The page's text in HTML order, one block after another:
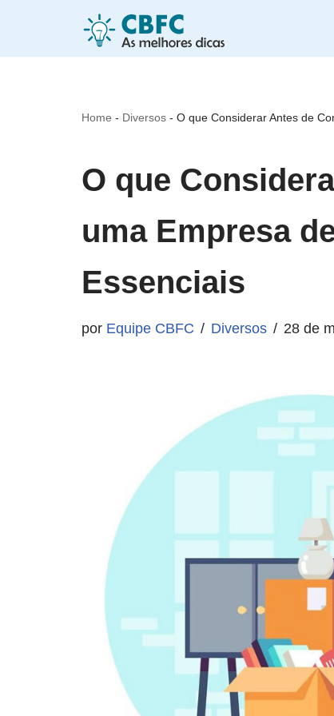
Home - Diversos - O que Considerar Antes de
O que
uma Empresa
Essenciais
por Equipe CBFC Diversos 28 de